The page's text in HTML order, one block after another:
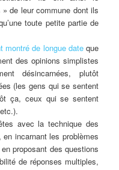
de leur commune dont ils
toute petite partie de
montré de longue dateque
des opinions simplistes
désincarnées, plutôt
(les gens qui se sentent
ça, ceux qui se sentent
avec la technique des
incarnant les problèmes
proposant des questions
de réponses multiples,